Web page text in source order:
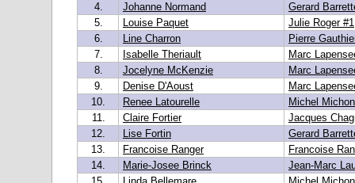
4.
Johanne Normand
Gerard
5.
Louise Paquet
Julie Roger #1
6.
Line Charron
Pierre
7.
Isabelle Theriault
Marc
8.
Jocelyne McKenzie
Marc
9.
Denise D'Aoust
Marc
10.
Renee Latourelle
Michel
11.
Claire Fortier
Jacques
12.
Lise Fortin
Gerard
13.
Francoise Ranger
Francoise
14.
Marie-Josee Brinck
Jean-Marc